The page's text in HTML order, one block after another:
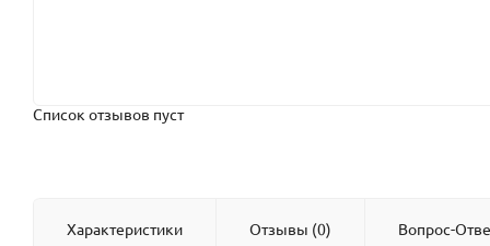
Список отзывов пуст
Характеристики Отзывы (0) Вопрос-